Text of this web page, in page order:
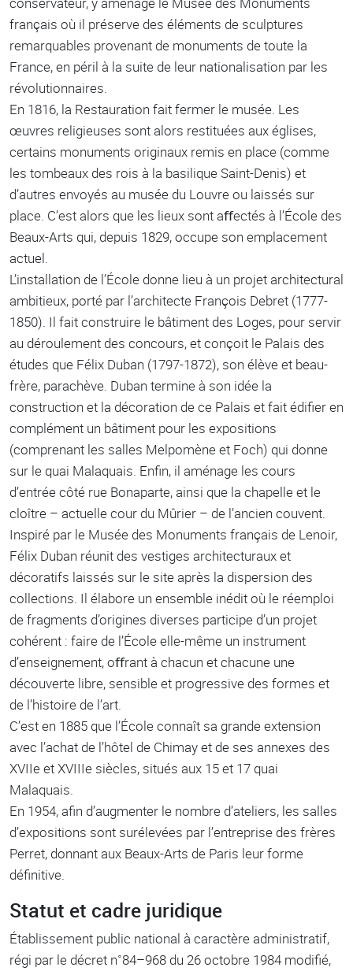
français où il préserve des éléments de sculptures
remarquables provenant de monuments de toute la
France, en péril à la suite de leur nationalisation par les
révolutionnaires.
En 1816, la Restauration fait fermer le musée. Les
œuvres religieuses sont alors restituées aux églises,
certains monuments originaux remis en place (comme
les tombeaux des rois à la basilique Saint-Denis) et
d’autres envoyés au musée du Louvre ou laissés sur
place. C’est alors que les lieux sont aﬀectés à l’École des
Beaux-Arts qui, depuis 1829, occupe son emplacement
actuel.
L’installation de l’École donne lieu à un projet architectural
ambitieux, porté par l’architecte François Debret (1777-
1850). Il fait construire le bâtiment des Loges, pour servir
au déroulement des concours, et conçoit le Palais des
études que Félix Duban (1797-1872), son élève et beau-
frère, parachève. Duban termine à son idée la
construction et la décoration de ce Palais et fait édiﬁer en
complément un bâtiment pour les expositions
(comprenant les salles Melpomène et Foch) qui donne
sur le quai Malaquais. Enﬁn, il aménage les cours
d’entrée côté rue Bonaparte, ainsi que la chapelle et le
cloître – actuelle cour du Mûrier – de l’ancien couvent.
Inspiré par le Musée des Monuments français de Lenoir,
Félix Duban réunit des vestiges architecturaux et
décoratifs laissés sur le site après la dispersion des
collections. Il élabore un ensemble inédit où le réemploi
de fragments d’origines diverses participe d’un projet
cohérent : faire de l’École elle-même un instrument
d’enseignement, oﬀrant à chacun et chacune une
découverte libre, sensible et progressive des formes et
de l’histoire de l’art.
C’est en 1885 que l’École connaît sa grande extension
avec l’achat de l’hôtel de Chimay et de ses annexes des
XVIIe et XVIIIe siècles, situés aux 15 et 17 quai
Malaquais.
En 1954, aﬁn d’augmenter le nombre d’ateliers, les salles
d’expositions sont surélevées par l’entreprise des frères
Perret, donnant aux Beaux-Arts de Paris leur forme
déﬁnitive.
Statut et cadre juridique
Établissement public national à caractère administratif,
régi par le décret n˚84–968 du 26 octobre 1984 modiﬁé,